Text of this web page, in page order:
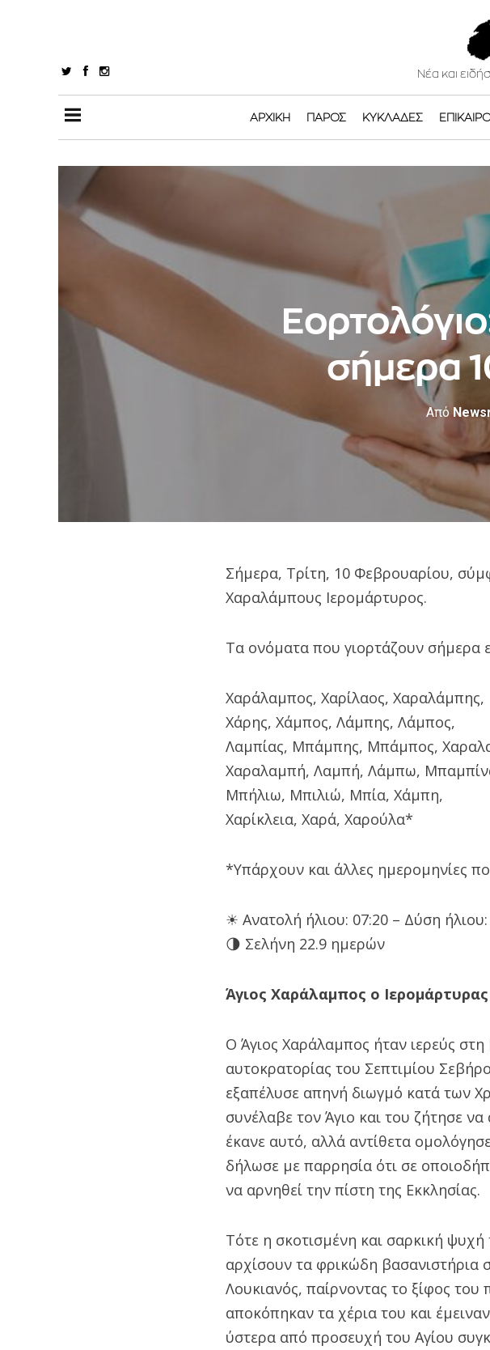
Νέα και
ΑΡΧΙΚΉ ΠΆΡΟΣ ΚΥΚΛΆΔΕΣ
σήμερα
Από
Σήμερα, Τρίτη, 10 Φεβρουαρίου,
Χαραλάμπους Ιερομάρτυρος.
Τα ονόματα που γιορτάζουν σήμερα
Χαράλαμπος, Χαρίλαος, Χαραλάμπης,
Χάρης, Χάμπος, Λάμπης, Λάμπος,
Λαμπίας, Μπάμπης, Μπάμπος,
Χαραλαμπή, Λαμπή, Λάμπω,
Μπήλιω, Μπιλιώ, Μπία, Χάμπη,
Χαρίκλεια, Χαρά, Χαρούλα*
*Υπάρχουν και άλλες ημερομηνίες
☀ Ανατολή ήλιου: 07:20 – Δύση
🌗 Σελήνη 22.9 ημερών
Άγιος Χαράλαμπος ο Ιερομάρτυρας
Ο Άγιος Χαράλαμπος ήταν ιερεύς
αυτοκρατορίας του Σεπτιμίου
εξαπέλυσε απηνή διωγμό κατά των
συνέλαβε τον Άγιο και του ζήτησε
έκανε αυτό, αλλά αντίθετα
δήλωσε με παρρησία ότι σε
να αρνηθεί την πίστη της Εκκλησίας.
Τότε η σκοτισμένη και σαρκική ψυχή
αρχίσουν τα φρικώδη βασανιστήρια
Λουκιανός, παίρνοντας το ξίφος
αποκόπηκαν τα χέρια του και
ύστερα από προσευχή του Αγίου